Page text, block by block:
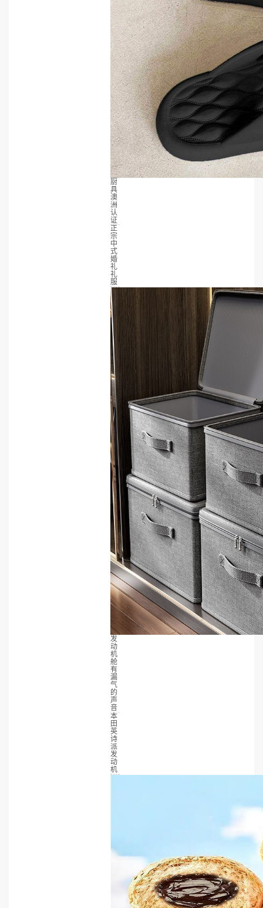
厨
具
澳
洲
认
证
正
宗
中
式
婚
礼
礼
服
发
动
机
舱
有
漏
气
的
声
音
本
田
英
诗
派
发
动
机